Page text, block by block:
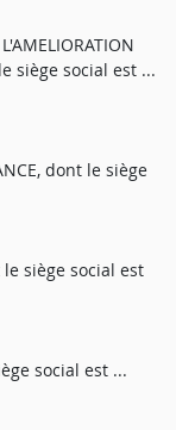
le siège social est ...
dont le siège
le siège social est
social est ...